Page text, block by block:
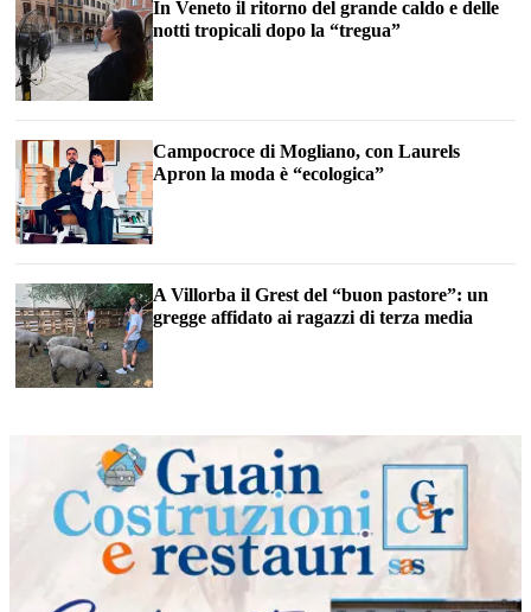
In Veneto il ritorno del grande caldo e delle
notti tropicali dopo la “tregua”
Campocroce di Mogliano, con Laurels
Apron la moda è “ecologica”
A Villorba il Grest del “buon pastore”: un
gregge affidato ai ragazzi di terza media